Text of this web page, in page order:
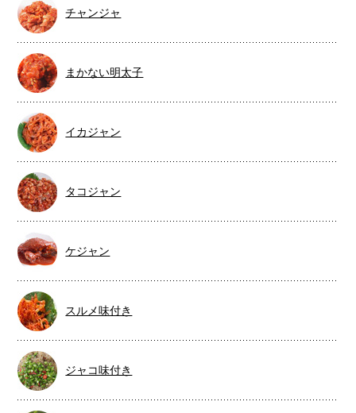
チャンジャ
まかない明太子
イカジャン
タコジャン
ケジャン
スルメ味付き
ジャコ味付き